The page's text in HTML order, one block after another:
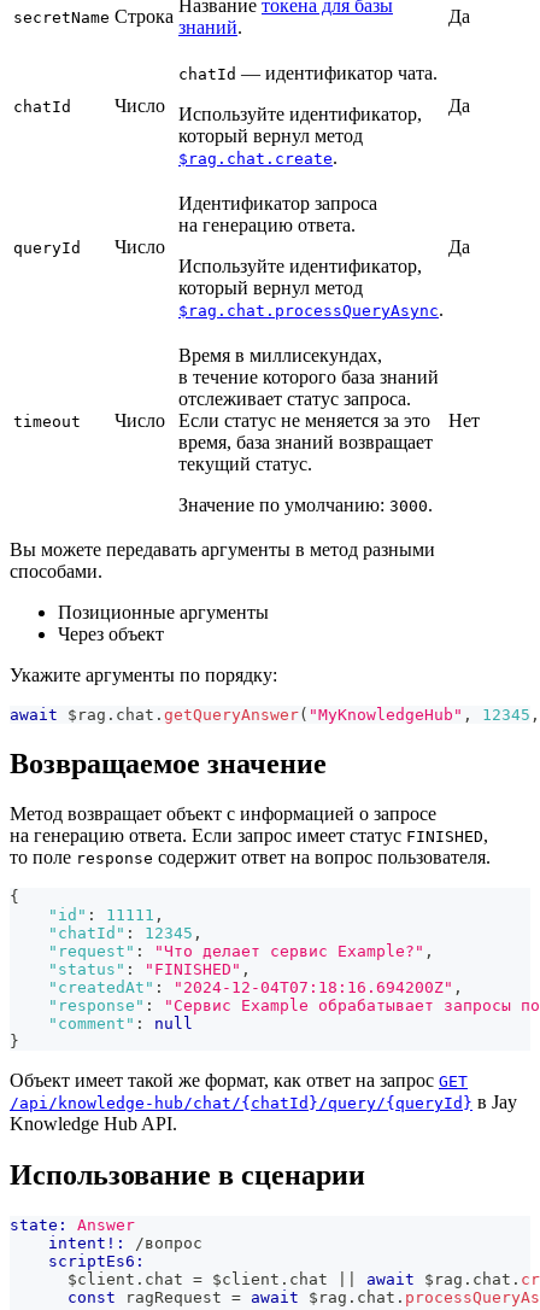
secretName Строка
Название токена для базы
знаний.
Да
chatId Число
chatId — идентификатор чата.
Используйте идентификатор,
который вернул метод
$rag.chat.create.
Да
queryId Число
Идентификатор запроса
на генерацию ответа.
Используйте идентификатор,
который вернул метод
$rag.chat.processQueryAsync.
Да
timeout Число
Время в миллисекундах,
в течение которого база знаний
отслеживает статус запроса.
Если статус не меняется за это
время, база знаний возвращает
текущий статус.
Значение по умолчанию: 3000.
Нет
Вы можете передавать аргументы в метод разными
способами.
Позиционные аргументы
Через объект
Укажите аргументы по порядку:
await $rag . chat . getQueryAnswer( "MyKnowledgeHub" , 12345 ,
Возвращаемое значение
Метод возвращает объект с информацией о запросе
на генерацию ответа. Если запрос имеет статус FINISHED,
то поле response содержит ответ на вопрос пользователя.
{
"id" : 11111 ,
"chatId" : 12345 ,
"request" : "Что делает сервис Example?" ,
"status" : "FINISHED" ,
"createdAt" : "2024-12-04T07:18:16.694200Z" ,
"response" :
"Сервис Example обрабатывает запросы
"comment" :
null
}
Объект имеет такой же формат, как ответ на запрос GET
/api/knowledge-hub/chat/{chatId}/query/{queryId} в Jay
Knowledge Hub API.
Использование в сценарии
state:
Answer
intent!:
/вопрос
scriptEs6:
      $client
. chat = $client . chat await $rag . chat .
const ragRequest = await $rag . chat .